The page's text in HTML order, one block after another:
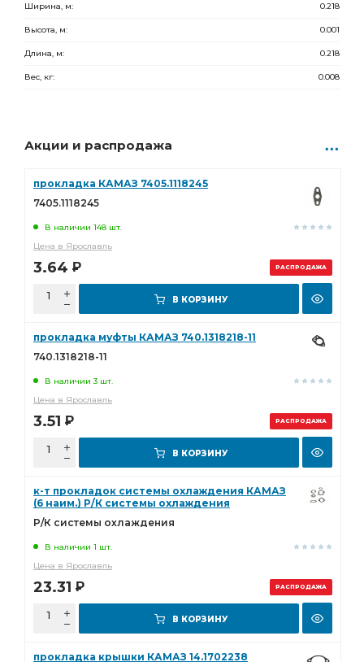
Ширина, м: 0.218
Высота, м: 0.001
Длина, м: 0.218
Вес, кг: 0.008
Акции и распродажа
РАСПРОДАЖА
прокладка КАМАЗ 7405.1118245
7405.1118245
В наличии 148 шт.
Цена в Ярославль
3.64 Р
В КОРЗИНУ
РАСПРОДАЖА
прокладка муфты КАМАЗ 740.1318218-11
740.1318218-11
В наличии 3 шт.
Цена в Ярославль
3.51 Р
В КОРЗИНУ
РАСПРОДАЖА
к-т прокладок системы охлаждения КАМАЗ
(6 наим.) Р/К системы охлаждения
Р/К системы охлаждения
В наличии 1 шт.
Цена в Ярославль
23.31 Р
В КОРЗИНУ
прокладка крышки КАМАЗ 14.1702238